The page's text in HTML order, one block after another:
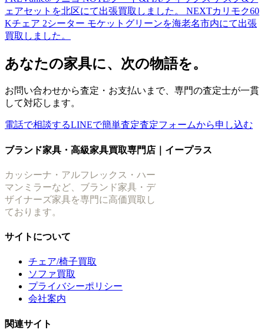
ェアセットを北区にて出張買取しました。 NEXTカリモク60
Kチェア 2シーター モケットグリーンを海老名市内にて出張
買取しました。
あなたの家具に、次の物語を。
お問い合わせから査定・お支払いまで、専門の査定士が一貫
して対応します。
電話で相談するLINEで簡単査定査定フォームから申し込む
ブランド家具・高級家具買取専門店｜イープラス
カッシーナ・アルフレックス・ハー
マンミラーなど、ブランド家具・デ
ザイナーズ家具を専門に高価買取し
ております。
サイトについて
チェア/椅子買取
ソファ買取
プライバシーポリシー
会社案内
関連サイト